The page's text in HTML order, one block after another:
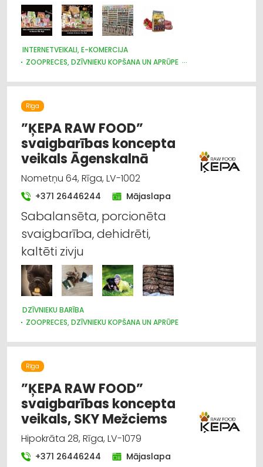
INTERNETVEIKALI, E-KOMERCIJA
ZOOPRECES, DZĪVNIEKU KOPŠANA UN APRŪPE
Rīga
”ĶEPA RAW FOOD”
svaigbarības koncepta
veikals Āgenskalnā
Nometņu 64, Rīga, LV-1002
+371 26446244 Mājaslapa
Sabalansēta, porcionēta
svaigbarība, dehidrēti,
kaltēti zivju
DZĪVNIEKU BARĪBA
ZOOPRECES, DZĪVNIEKU KOPŠANA UN APRŪPE
Rīga
”ĶEPA RAW FOOD”
svaigbarības koncepta
veikals, SKY Mežciems
Hipokrāta 28, Rīga, LV-1079
+371 26446244 Mājaslapa